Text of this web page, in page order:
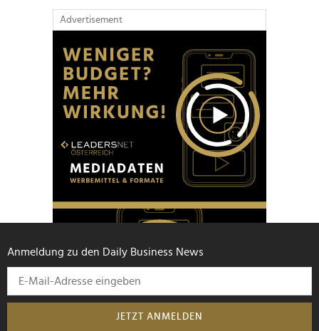
Advertisement
Anmeldung zu den Daily Business News
JETZT ANMELDEN